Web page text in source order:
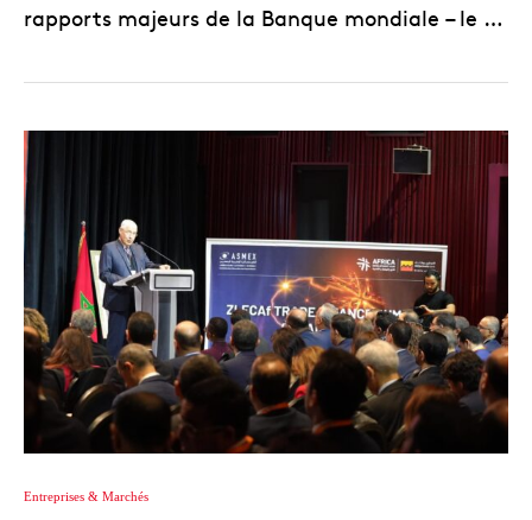
rapports majeurs de la Banque mondiale – le …
Entreprises & Marchés